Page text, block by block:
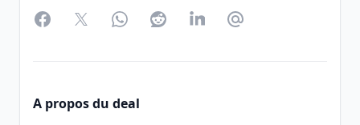
FacebookTwitterWhatsAppRedditLinkedInPartager par Email
A propos du deal